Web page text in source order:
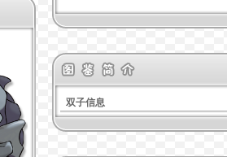
双子信息